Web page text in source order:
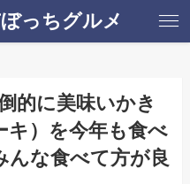
っちグルメ
的に美味いかき
キ）を今年も食べ
んな食べて方が良